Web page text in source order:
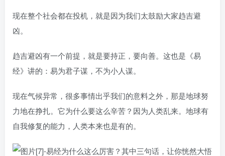
现在整个社会都在投机，就是因为我们太鼓励大家趋吉避
凶。
趋吉避凶有一个前提，就是要持正，要向善。这也是《易
经》讲的：易为君子谋，不为小人谋。
现在气候异常，很多事情出乎我们的意料之外，那是地球努
力地在挣扎。它为什么要这么辛苦？因为人类乱来。地球有
自我修复的能力，人类本来也是有的。